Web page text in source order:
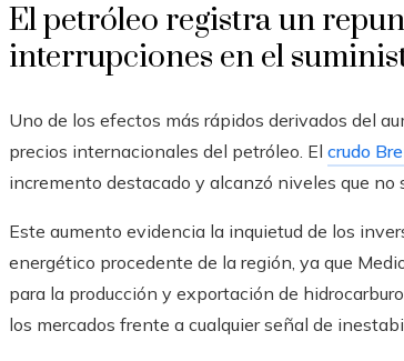
El petróleo registra un
interrupciones en el
Uno de los efectos más rápidos derivados del
precios internacionales del petróleo. El crudo
incremento destacado y alcanzó niveles que
Este aumento evidencia la inquietud de los
energético procedente de la región, ya que
para la producción y exportación de
los mercados frente a cualquier señal de